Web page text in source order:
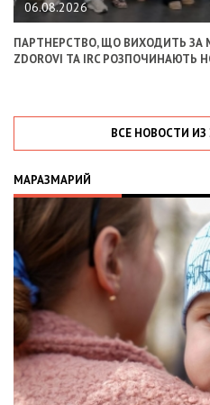
06.08.2026
ПАРТНЕРСТВО, ЩО ВИХОДИТЬ ЗА
ZDOROVI ТА IRC РОЗПОЧИНАЮТЬ
ВСЕ НОВОСТИ ИЗ
МАРАЗМАРИЙ